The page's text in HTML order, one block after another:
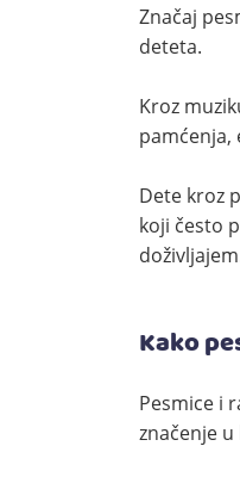
Značaj
deteta.
Kroz
pamćenja,
Dete kroz
koji često
Kako
Pesmice i
značenje